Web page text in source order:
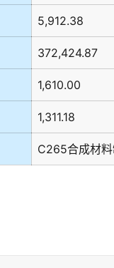
5,912.38
372,424.87
1,610.00
1,311.18
C265合成材